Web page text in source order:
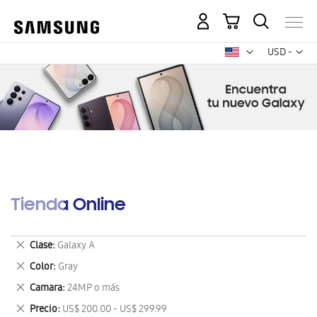
USD -
dólar
Mi carrito
Tienda Online
Clase Galaxy A
Eliminar
este
artículo
Color Gray
Eliminar
este
artículo
Camara 24MP o más
Eliminar
este
Precio US$ 200.00 - US$ 299.99
Eliminar